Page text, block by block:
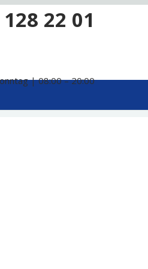
22 01
| 08:00 – 20:00